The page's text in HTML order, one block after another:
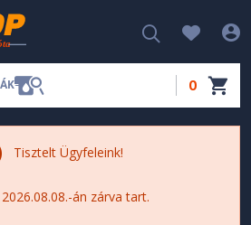
0
Tisztelt Ügyfeleink!
án zárva tart.